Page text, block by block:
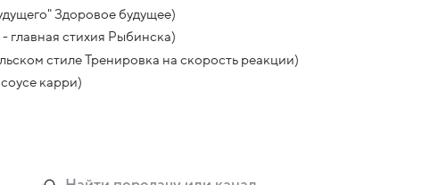
Здоровое будущее)
главная стихия Рыбинска)
стиле Тренировка на скорость реакции)
карри)